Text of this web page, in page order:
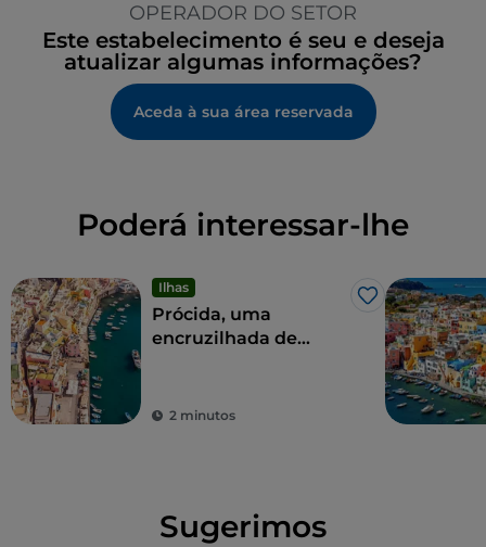
OPERADOR DO SETOR
Este estabelecimento é seu e deseja
atualizar algumas informações?
Aceda à sua área reservada
Poderá interessar-lhe
Ilhas
Gosto
Prócida, uma
encruzilhada de
2 minutos
Sugerimos